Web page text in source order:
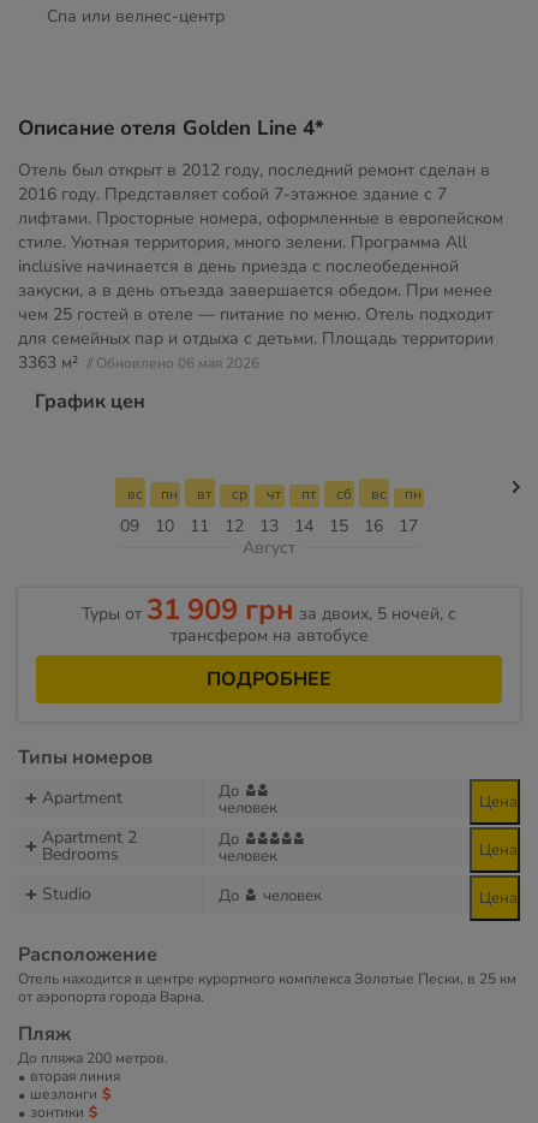
Спа или велнес-центр
Описание отеля Golden Line 4*
Отель был открыт в 2012 году, последний ремонт сделан в
2016 году. Представляет собой 7-этажное здание с 7
лифтами. Просторные номера, оформленные в европейском
стиле. Уютная территория, много зелени. Программа All
inclusive начинается в день приезда с послеобеденной
закуски, а в день отъезда завершается обедом. При менее
чем 25 гостей в отеле — питание по меню. Отель подходит
для семейных пар и отдыха с детьми. Площадь территории
3363 м² // Обновлено 06 мая 2026
График цен
09
вс
10
пн
11
вт
12
ср
13
чт
14
пт
15
сб
16
вс
17
пн
Август
Туры от 31 909 грн за двоих, 5 ночей, с
трансфером на автобусе
ПОДРОБНЕЕ
Типы номеров
Apartment До
человек Цена
Apartment 2
Bedrooms
До
человек Цена
Studio До человек Цена
Расположение
Отель находится в центре курортного комплекса Золотые Пески, в 25 км
от аэропорта города Варна.
Пляж
До пляжа 200 метров.
вторая линия
шезлонги
зонтики